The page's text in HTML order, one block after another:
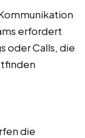
erfordert
oder Calls, die
die